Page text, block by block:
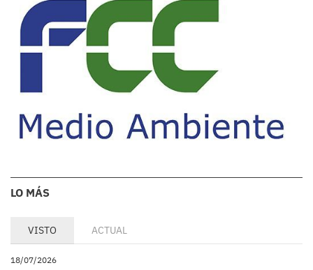
LO MÁS
VISTO ACTUAL
18/07/2026